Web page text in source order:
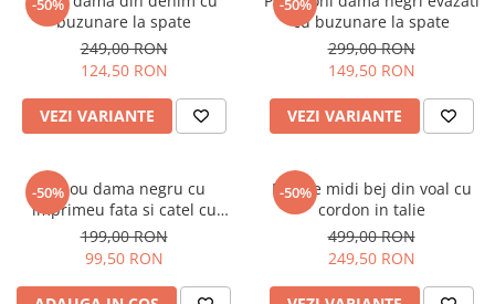
-50%
buzunare la spate
249,00 RON
124,50 RON
VEZI VARIANTE
-50%
cu buzunare la spate
299,00 RON
149,50 RON
VEZI VARIANTE
-50%
Tricou dama negru cu
imprimeu fata si catel cu
ochelari
199,00 RON
99,50 RON
-50%
Rochie midi bej din voal cu
cordon in talie
499,00 RON
249,50 RON